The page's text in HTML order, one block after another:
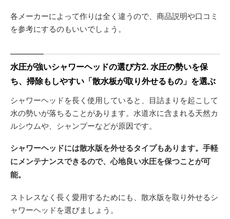
各メーカーによって作りは全く違うので、商品説明や口コミ
を参考にするのもいいでしょう。
水圧が強いシャワーヘッドの選び方2. 水圧の勢いを保
ち、掃除もしやすい「散水板が取り外せるもの」を選ぶ
シャワーヘッドを長く使用していると、目詰まりを起こして
水の勢いが落ちることがあります。水道水に含まれる天然カ
ルシウムや、シャンプーなどが原因です。
シャワーヘッドには散水版を外せるタイプもあります。手軽
にメンテナンスできるので、心地良い水圧を保つことが可
能。
ストレスなく長く愛用するためにも、散水版を取り外せるシ
ャワーヘッドを選びましょう。